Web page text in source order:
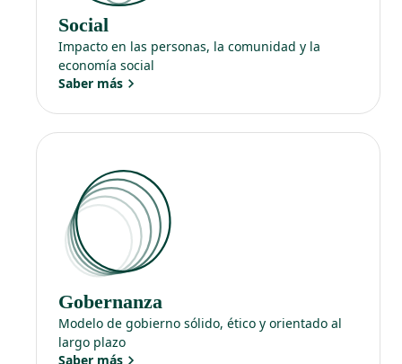
Social
Impacto en las personas, la comunidad y la
economía social
Saber más
Gobernanza
Modelo de gobierno sólido, ético y orientado al
largo plazo
Saber más